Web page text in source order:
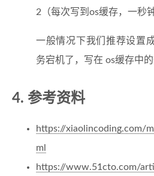
2（每次写到os缓存，一秒
一般情况下我们推荐设置
务宕机了，写在 os缓存中
4. 参考资料
https://xiaolincoding.com/
ml
https://www.51cto.com/